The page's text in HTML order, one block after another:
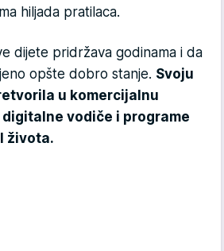
hiljada pratilaca.
dijete pridržava godinama i da
opšte dobro stanje. Svoju
u komercijalnu
vodiče i programe
života.